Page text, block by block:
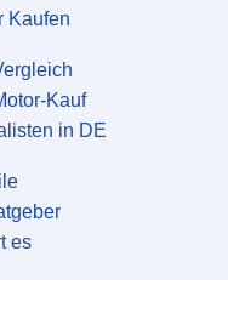
Kaufen
Kauf
in DE
es